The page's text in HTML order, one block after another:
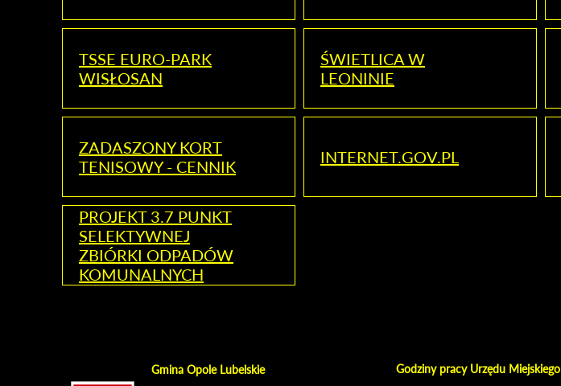
TSSE EURO-PARK
WISŁOSAN
ŚWIETLICA W
LEONINIE
ZADASZONY KORT
TENISOWY - CENNIK
INTERNET.GOV.PL
PROJEKT 3.7 PUNKT
SELEKTYWNEJ
ZBIÓRKI ODPADÓW
KOMUNALNYCH
Gmina Opole Lubelskie
Godziny pracy Urzędu Miejskiego